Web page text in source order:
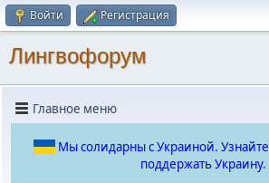
Войти Регистрация
Лингвофорум
Главное меню
Мы солидарны с Украиной. Узнайте
поддержать Украину.